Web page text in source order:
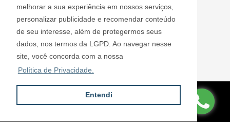
melhorar a sua experiência em nossos serviços,
personalizar publicidade e recomendar conteúdo
de seu interesse, além de protegermos seus
dados, nos termos da LGPD. Ao navegar nesse
site, você concorda com a nossa
Política de Privacidade.
Entendi
Informações de Contato
Kayatt Imóveis - 72.304
contato@kayattimoveis.com.br
+55 (11) 99200-6432
ImóvelOffice© - Todos os direitos reservados